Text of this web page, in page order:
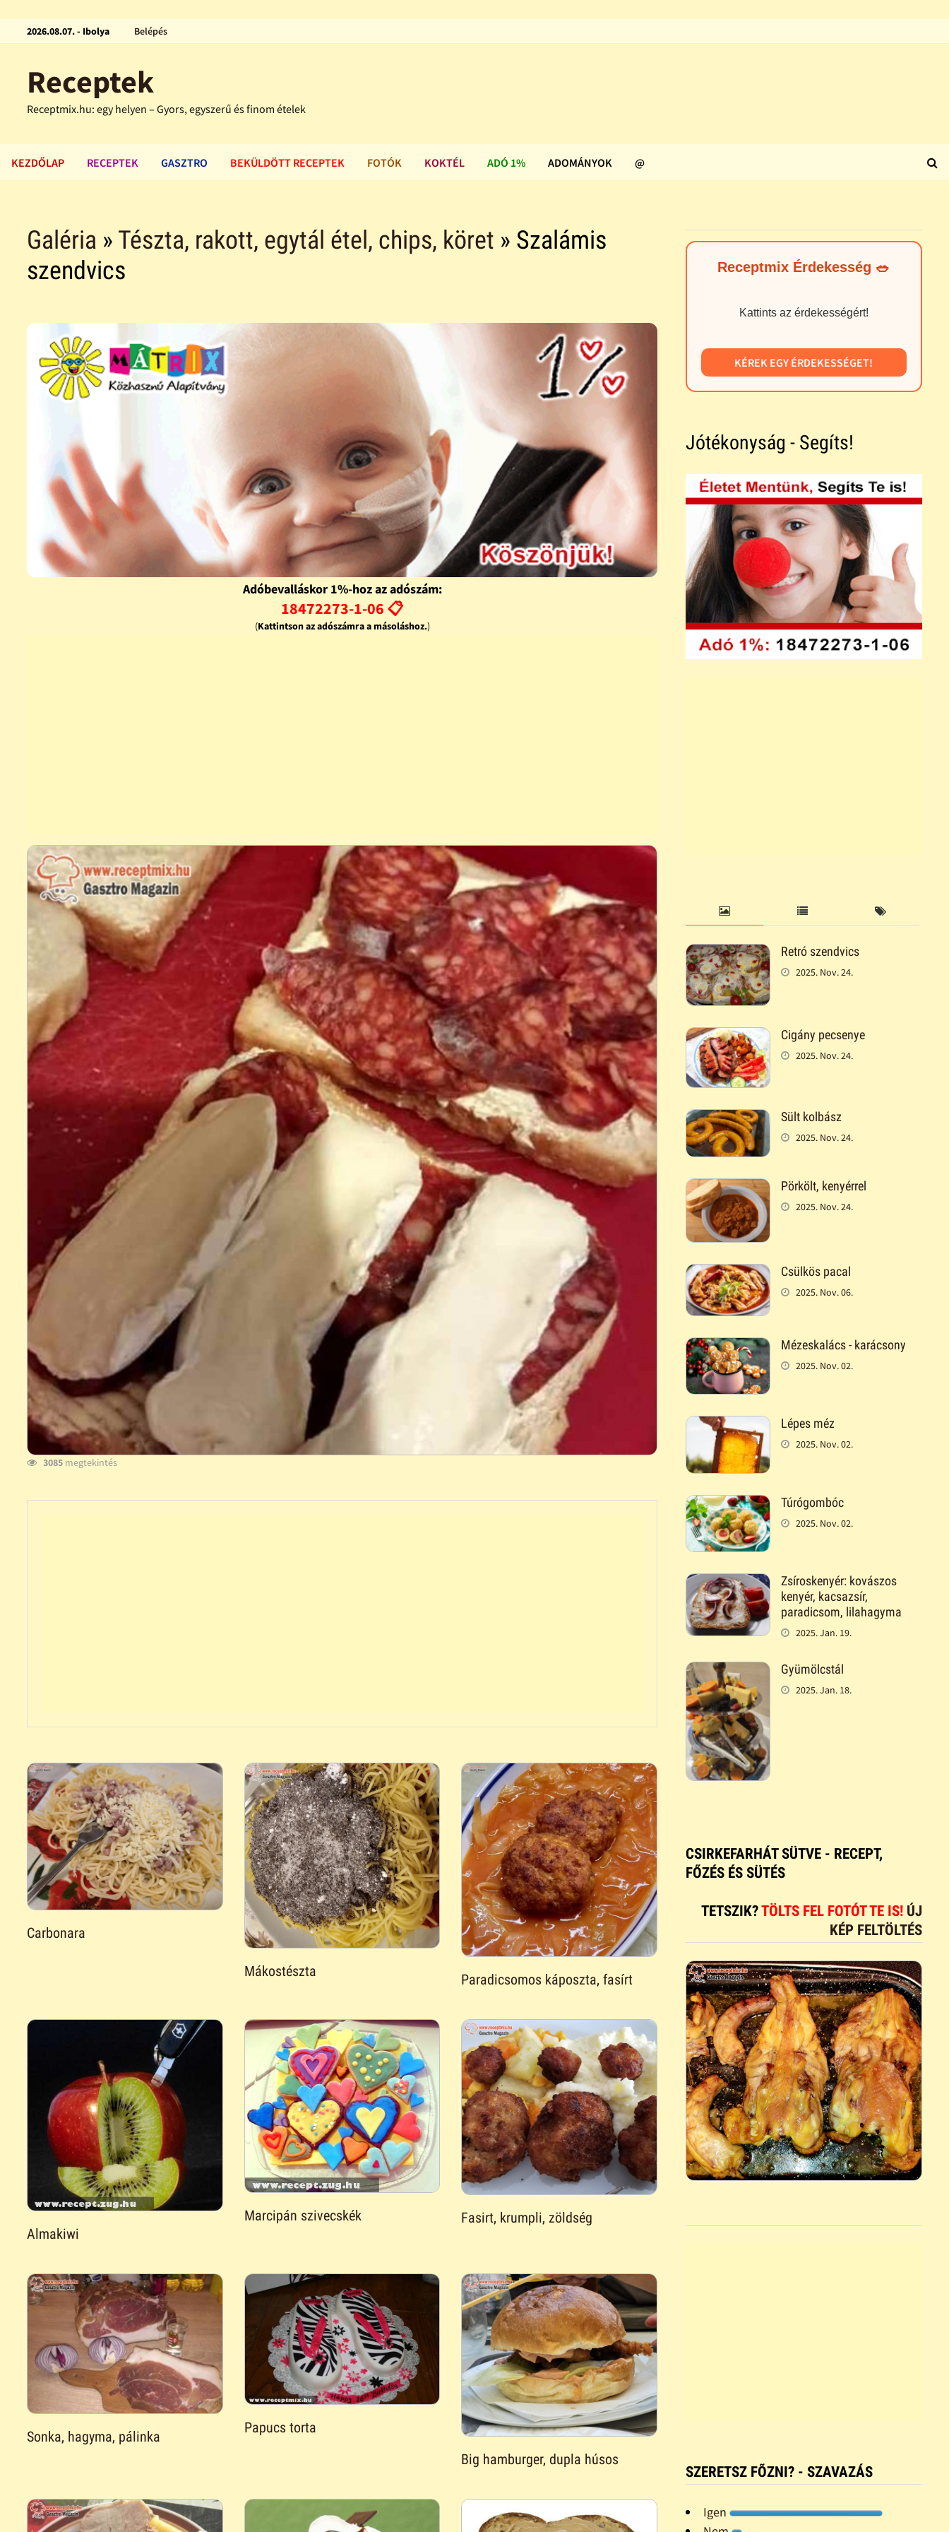
2026.08.07. - Ibolya Belépés
Receptek
Receptmix.hu: egy helyen – Gyors, egyszerű és finom ételek
KEZDŐLAP RECEPTEK GASZTRO BEKÜLDÖTT RECEPTEK FOTÓK KOKTÉL ADÓ 1% ADOMÁNYOK @
Galéria » Tészta, rakott, egytál étel, chips, köret » Szalámis
szendvics
Adóbevalláskor 1%-hoz az adószám:
18472273-1-06 📋
(Kattintson az adószámra a másoláshoz.)
3085 megtekintés
Carbonara
Mákostészta Paradicsomos káposzta, fasírt
Almakiwi
Marcipán szivecskék Fasirt, krumpli, zöldség
Sonka, hagyma, pálinka
Papucs torta
Big hamburger, dupla húsos
Receptmix Érdekesség 🥗
Kattints az érdekességért!
KÉREK EGY ÉRDEKESSÉGET!
Jótékonyság - Segíts!
Retró szendvics
2025. Nov. 24.
Cigány pecsenye
2025. Nov. 24.
Sült kolbász
2025. Nov. 24.
Pörkölt, kenyérrel
2025. Nov. 24.
Csülkös pacal
2025. Nov. 06.
Mézeskalács - karácsony
2025. Nov. 02.
Lépes méz
2025. Nov. 02.
Túrógombóc
2025. Nov. 02.
Zsíroskenyér: kovászos
kenyér, kacsazsír,
paradicsom, lilahagyma
2025. Jan. 19.
Gyümölcstál
2025. Jan. 18.
CSIRKEFARHÁT SÜTVE - RECEPT,
FŐZÉS ÉS SÜTÉS
TETSZIK?TÖLTS FEL FOTÓT TE IS! ÚJ
KÉP FELTÖLTÉS
SZERETSZ FÕZNI? - SZAVAZÁS
Igen